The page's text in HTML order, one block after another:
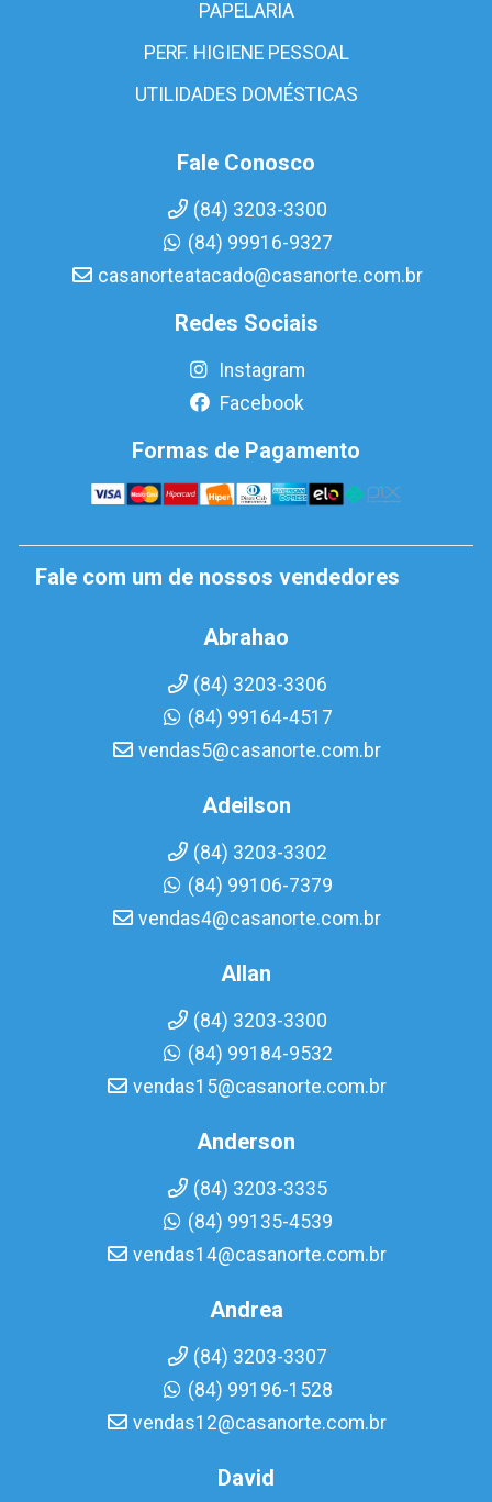
PAPELARIA
PERF. HIGIENE PESSOAL
UTILIDADES DOMÉSTICAS
Fale Conosco
(84) 3203-3300
(84) 99916-9327
casanorteatacado@casanorte.com.br
Redes Sociais
Instagram
Facebook
Formas de Pagamento
Fale com um de nossos vendedores
Abrahao
(84) 3203-3306
(84) 99164-4517
vendas5@casanorte.com.br
Adeilson
(84) 3203-3302
(84) 99106-7379
vendas4@casanorte.com.br
Allan
(84) 3203-3300
(84) 99184-9532
vendas15@casanorte.com.br
Anderson
(84) 3203-3335
(84) 99135-4539
vendas14@casanorte.com.br
Andrea
(84) 3203-3307
(84) 99196-1528
vendas12@casanorte.com.br
David